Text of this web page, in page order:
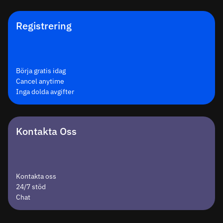
Registrering
Börja gratis idag
Cancel anytime
Inga dolda avgifter
Kontakta Oss
Kontakta oss
24/7 stöd
Chat